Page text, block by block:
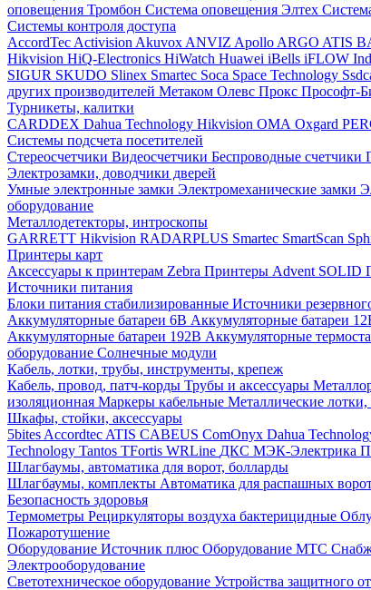
оповещения Тромбон Система оповещения Элтех
Системы контроля доступа
AccordTec Activision Akuvox ANVIZ Apollo ARGO ATIS
Hikvision HiQ-Electronics HiWatch Huawei iBells iFLOW
SIGUR SKUDO Slinex Smartec Soca Space Technology
других производителей Метаком Олевс Прокс Прософт-
Турникеты, калитки
CARDDEX Dahua Technology Hikvision ОМА Oxgard
Системы подсчета посетителей
Стереосчетчики Видеосчетчики Беспроводные счетчики
Электрозамки, доводчики дверей
Умные электронные замки Электромеханические замки
оборудование
Металлодетекторы, интроскопы
GARRETT Hikvision RADARPLUS Smartec SmartScan
Принтеры карт
Аксессуары к принтерам Zebra Принтеры Advent SOLID
Источники питания
Блоки питания стабилизированные Источники
Аккумуляторные батареи 6В Аккумуляторные батареи
Аккумуляторные батареи 192В Аккумуляторные
оборудование Солнечные модули
Кабель, лотки, трубы, инструменты, крепеж
Кабель, провод, патч-корды Трубы и аксессуары
изоляционная Маркеры кабельные Металлические лотки,
Шкафы, стойки, аксессуары
5bites Accordtec ATIS CABEUS ComOnyx Dahua
Technology Tantos TFortis WRLine ДКС МЭК-Электрика
Шлагбаумы, автоматика для ворот, болларды
Шлагбаумы, комплекты Автоматика для распашных
Безопасность здоровья
Термометры Рециркуляторы воздуха бактерицидные
Пожаротушение
Оборудование Источник плюс Оборудование МТС
Электрооборудование
Светотехническое оборудование Устройства защитного